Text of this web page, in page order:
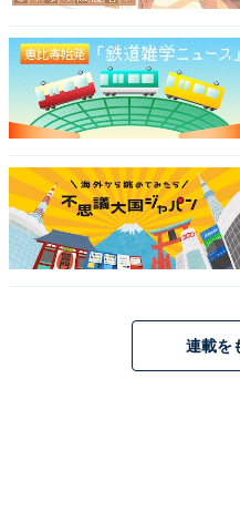
こちらもおすすめ
ライブがすご
連載を